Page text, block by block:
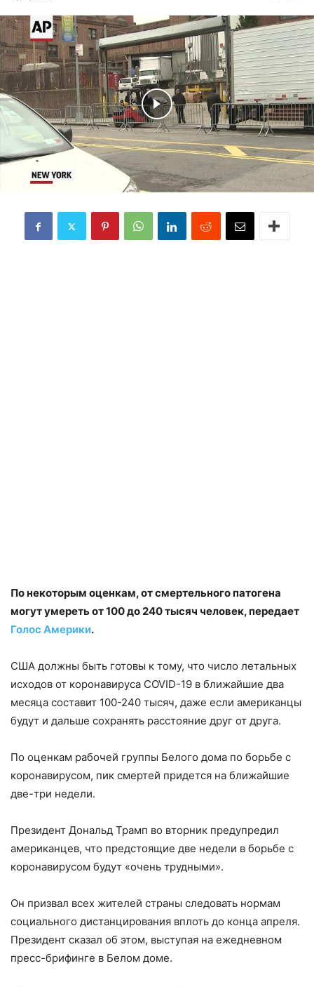
По некоторым оценкам, от смертельного патогена
могут умереть от 100 до 240 тысяч человек, передает
Голос Америки.
США должны быть готовы к тому, что число летальных
исходов от коронавируса COVID-19 в ближайшие два
месяца составит 100-240 тысяч, даже если американцы
будут и дальше сохранять расстояние друг от друга.
По оценкам рабочей группы Белого дома по борьбе с
коронавирусом, пик смертей придется на ближайшие
две-три недели.
Президент Дональд Трамп во вторник предупредил
американцев, что предстоящие две недели в борьбе с
коронавирусом будут «очень трудными».
Он призвал всех жителей страны следовать нормам
социального дистанцирования вплоть до конца апреля.
Президент сказал об этом, выступая на ежедневном
пресс-брифинге в Белом доме.